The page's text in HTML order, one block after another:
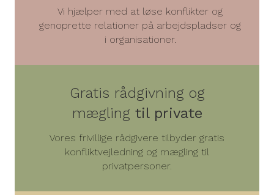
Vi hjælper med at løse konflikter og
genoprette relationer på arbejds­pladser og
i organisationer.
Gratis rådgivning og
mægling til private
Vores frivillige rådgivere tilbyder gratis
konfliktvejledning og mægling til
privatpersoner.